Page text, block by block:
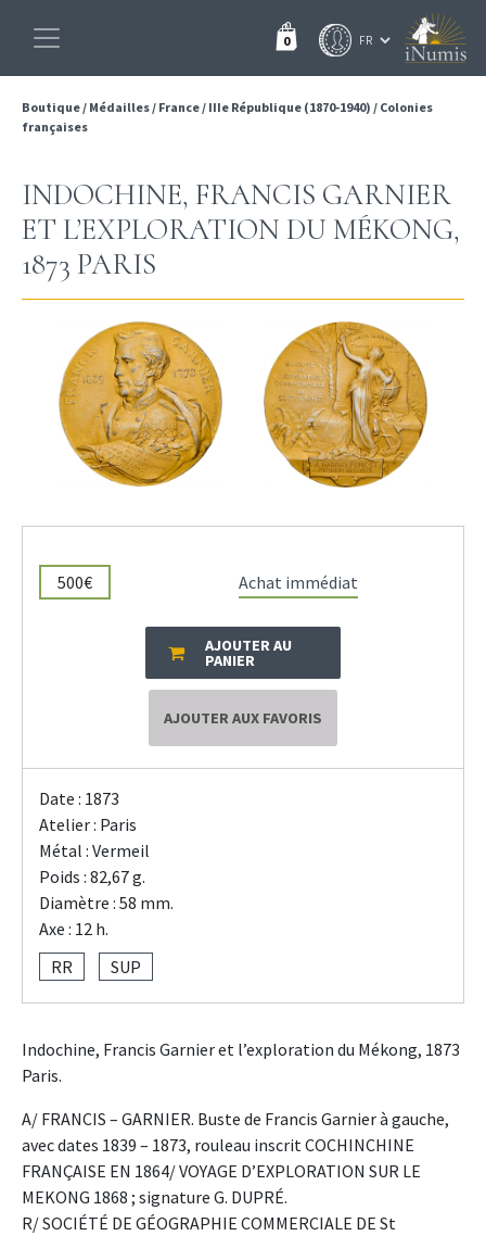
0
Boutique/ Médailles/ France/ IIIe République (1870-1940) / Colonies
françaises
INDOCHINE, FRANCIS GARNIER
ET L’EXPLORATION DU MÉKONG,
1873 PARIS
500€ Achat immédiat
AJOUTER AU
PANIER
AJOUTER AUX FAVORIS
Date : 1873
Atelier : Paris
Métal : Vermeil
Poids : 82,67 g.
Diamètre : 58 mm.
Axe : 12 h.
RR
SUP
Indochine, Francis Garnier et l’exploration du Mékong, 1873
Paris.
A/ FRANCIS – GARNIER. Buste de Francis Garnier à gauche,
avec dates 1839 – 1873, rouleau inscrit COCHINCHINE
FRANÇAISE EN 1864/ VOYAGE D’EXPLORATION SUR LE
MEKONG 1868 ; signature G. DUPRÉ.
R/ SOCIÉTÉ DE GÉOGRAPHIE COMMERCIALE DE St